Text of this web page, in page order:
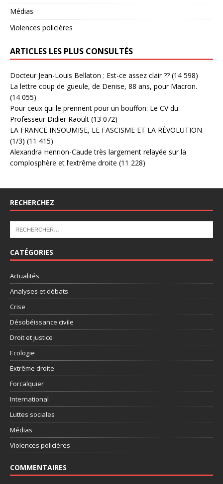
Médias
Violences policières
ARTICLES LES PLUS CONSULTÉS
Docteur Jean-Louis Bellaton : Est-ce assez clair ?? (14 598)
La lettre coup de gueule, de Denise, 88 ans, pour Macron.
(14 055)
Pour ceux qui le prennent pour un bouffon: Le CV du
Professeur Didier Raoult (13 072)
LA FRANCE INSOUMISE, LE FASCISME ET LA RÉVOLUTION
(1/3) (11 415)
Alexandra Henrion-Caude très largement relayée sur la
complosphère et l’extrême droite (11 228)
RECHERCHEZ
CATÉGORIES
Actualités
Analyses et débats
Crise
Désobéissance civile
Droit et justice
Ecologie
Extrême droite
Forcalquier
International
Luttes sociales
Médias
Violences policières
COMMENTAIRES